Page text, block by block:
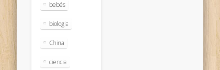
bebés
biologia
China
ciencia